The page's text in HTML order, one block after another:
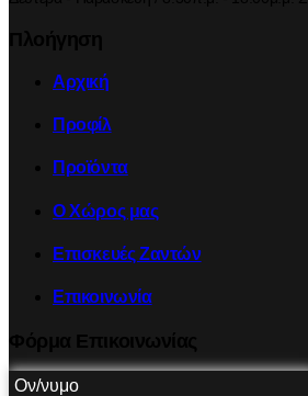
Αρχική
Προφίλ
Προϊόντα
Ο Χώρος μας
Επισκευές Ζαντών
Επικοινωνία
Ον/νυμο